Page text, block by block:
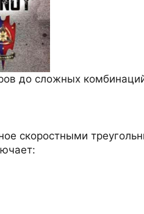
до сложных
скоростными